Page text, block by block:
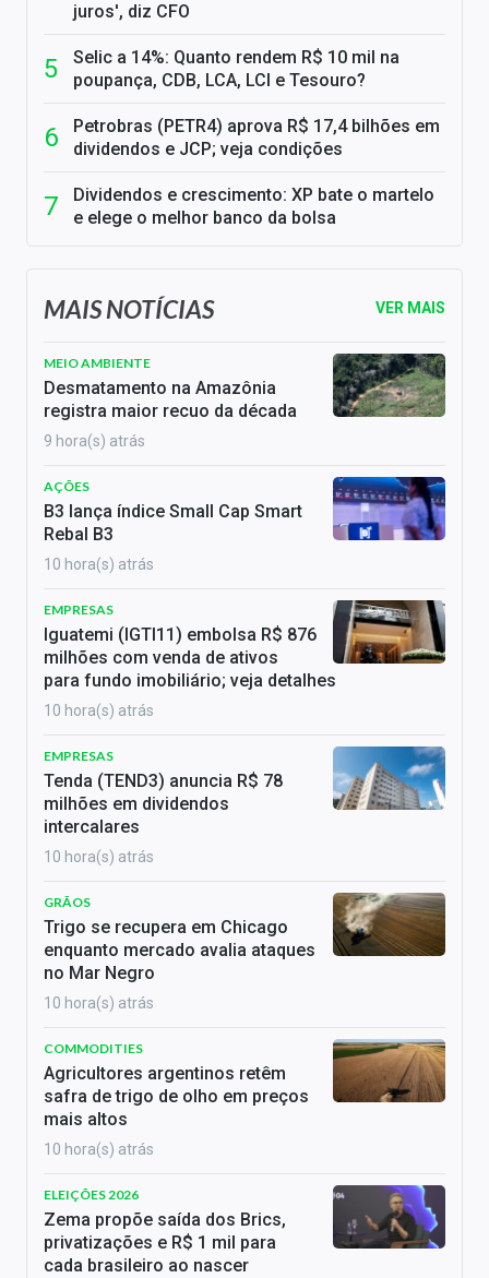
juros', diz CFO
Selic a 14%: Quanto rendem R$ 10 mil na
poupança, CDB, LCA, LCI e Tesouro?
Petrobras (PETR4) aprova R$ 17,4 bilhões em
dividendos e JCP; veja condições
Dividendos e crescimento: XP bate o martelo
e elege o melhor banco da bolsa
MAIS NOTÍCIAS VER MAIS
MEIO AMBIENTE
Desmatamento na Amazônia
registra maior recuo da década
9 hora(s) atrás
AÇÕES
B3 lança índice Small Cap Smart
Rebal B3
10 hora(s) atrás
EMPRESAS
Iguatemi (IGTI11) embolsa R$ 876
milhões com venda de ativos
para fundo imobiliário; veja detalhes
10 hora(s) atrás
EMPRESAS
Tenda (TEND3) anuncia R$ 78
milhões em dividendos
intercalares
10 hora(s) atrás
GRÃOS
Trigo se recupera em Chicago
enquanto mercado avalia ataques
no Mar Negro
10 hora(s) atrás
COMMODITIES
Agricultores argentinos retêm
safra de trigo de olho em preços
mais altos
10 hora(s) atrás
ELEIÇÕES 2026
Zema propõe saída dos Brics,
privatizações e R$ 1 mil para
cada brasileiro ao nascer